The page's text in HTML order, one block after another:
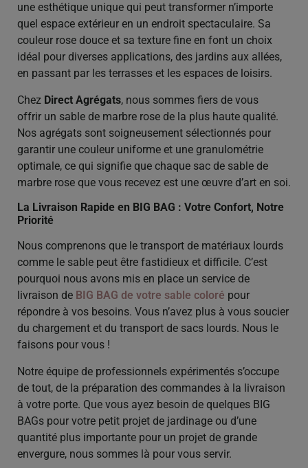
une esthétique unique qui peut transformer n’importe
quel espace extérieur en un endroit spectaculaire. Sa
couleur rose douce et sa texture fine en font un choix
idéal pour diverses applications, des jardins aux allées,
en passant par les terrasses et les espaces de loisirs.
Chez Direct Agrégats, nous sommes fiers de vous
offrir un sable de marbre rose de la plus haute qualité.
Nos agrégats sont soigneusement sélectionnés pour
garantir une couleur uniforme et une granulométrie
optimale, ce qui signifie que chaque sac de sable de
marbre rose que vous recevez est une œuvre d’art en soi.
La Livraison Rapide en BIG BAG : Votre Confort, Notre
Priorité
Nous comprenons que le transport de matériaux lourds
comme le sable peut être fastidieux et difficile. C’est
pourquoi nous avons mis en place un service de
livraison de BIG BAG de votre sable coloré pour
répondre à vos besoins. Vous n’avez plus à vous soucier
du chargement et du transport de sacs lourds. Nous le
faisons pour vous !
Notre équipe de professionnels expérimentés s’occupe
de tout, de la préparation des commandes à la livraison
à votre porte. Que vous ayez besoin de quelques BIG
BAGs pour votre petit projet de jardinage ou d’une
quantité plus importante pour un projet de grande
envergure, nous sommes là pour vous servir.